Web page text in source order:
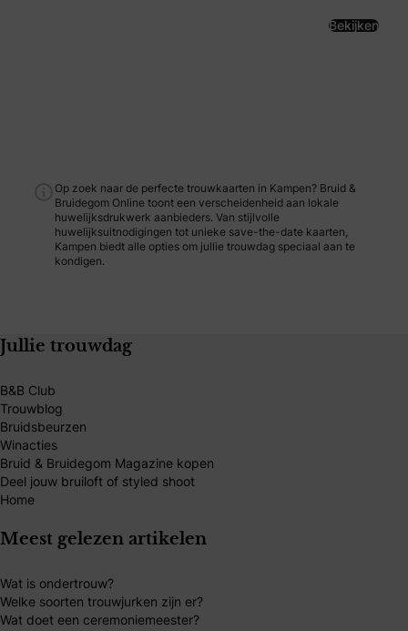
Bekijken
Op zoek naar de perfecte trouwkaarten in Kampen? Bruid &
Bruidegom Online toont een verscheidenheid aan lokale
huwelijksdrukwerk aanbieders. Van stijlvolle
huwelijksuitnodigingen tot unieke save-the-date kaarten,
Kampen biedt alle opties om jullie trouwdag speciaal aan te
kondigen.
Jullie trouwdag
B&B Club
Trouwblog
Bruidsbeurzen
Winacties
Bruid & Bruidegom Magazine kopen
Deel jouw bruiloft of styled shoot
Home
Meest gelezen artikelen
Wat is ondertrouw?
Welke soorten trouwjurken zijn er?
Wat doet een ceremoniemeester?